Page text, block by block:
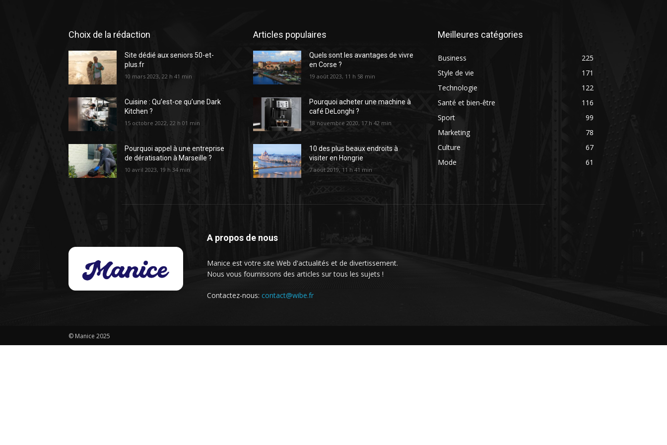
Choix de la rédaction
Site dédié aux seniors 50-et-
plus.fr
10 mars 2023, 22 h 41 min
Cuisine : Qu’est-ce qu’une Dark
Kitchen ?
15 octobre 2022, 22 h 01 min
Pourquoi appel à une entreprise
de dératisation à Marseille ?
10 avril 2023, 19 h 34 min
Articles populaires
Quels sont les avantages de vivre
en Corse ?
19 août 2023, 11 h 58 min
Pourquoi acheter une machine à
café DeLonghi ?
18 novembre 2020, 17 h 42 min
10 des plus beaux endroits à
visiter en Hongrie
7 août 2019, 11 h 41 min
Meilleures catégories
Business
225
Style de vie
171
Technologie
122
Santé et bien-être
116
Sport
99
Marketing
78
Culture
67
Mode
61
A propos de nous
Manice est votre site Web d'actualités et de divertissement.
Nous vous fournissons des articles sur tous les sujets !
Contactez-nous: contact@wibe.fr
© Manice 2025